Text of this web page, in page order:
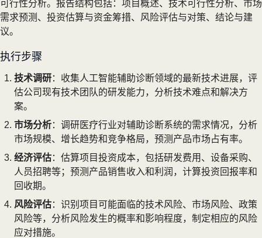
可行性分析。报告结构包括：项目概述、技术可行性分析、市场
需求预测、投资估算与资金筹措、风险评估与对策、结论与建
议。
执行步骤
技术调研：收集人工智能辅助诊断领域的最新技术进展，评
估公司现有技术团队的研发能力，分析技术难点和解决方
案。
市场分析：调研医疗行业对辅助诊断系统的需求情况，分析
市场规模、增长趋势和竞争格局，预测产品市场占有率。
经济评估：估算项目投资成本，包括研发费用、设备采购、
人员招聘等；预测产品销售收入和利润，计算投资回报率和
回收期。
风险评估：识别项目可能面临的技术风险、市场风险、政策
风险等，分析风险发生的概率和影响程度，制定相应的风险
应对措施。